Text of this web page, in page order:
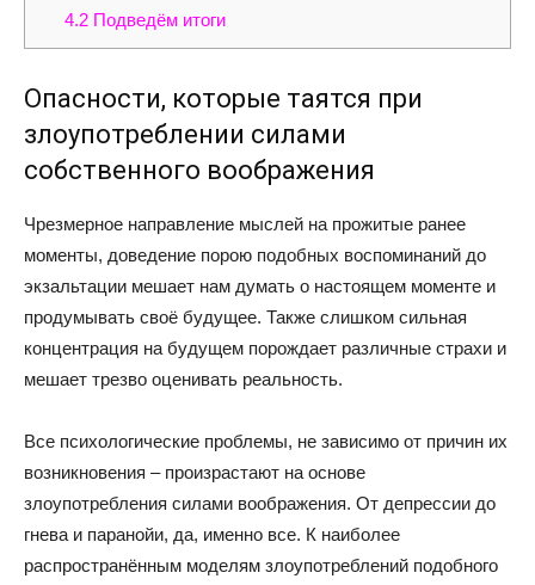
4.2Подведём итоги
Опасности, которые таятся при
злоупотреблении силами
собственного воображения
Чрезмерное направление мыслей на прожитые ранее
моменты, доведение порою подобных воспоминаний до
экзальтации мешает нам думать о настоящем моменте и
продумывать своё будущее. Также слишком сильная
концентрация на будущем порождает различные страхи и
мешает трезво оценивать реальность.
Все психологические проблемы, не зависимо от причин их
возникновения – произрастают на основе
злоупотребления силами воображения. От депрессии до
гнева и паранойи, да, именно все. К наиболее
распространённым моделям злоупотреблений подобного